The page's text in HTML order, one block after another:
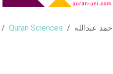
Quran Sciences عبدالله